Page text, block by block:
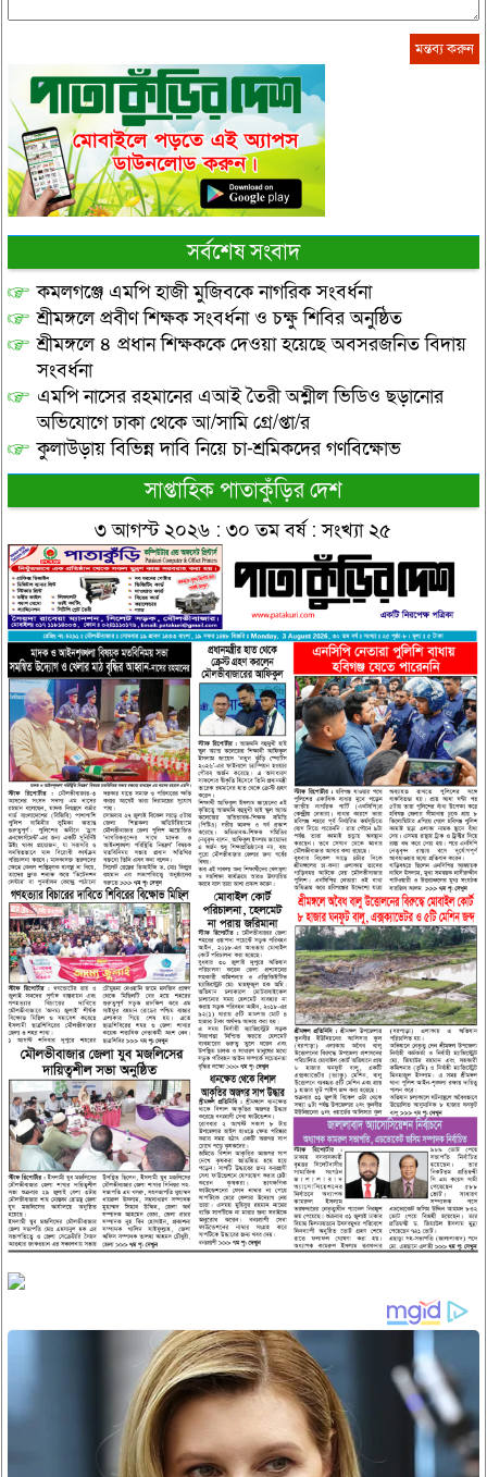
সর্বশেষ সংবাদ
কমলগঞ্জে এমপি হাজী মুজিবকে নাগরিক সংবর্ধনা
শ্রীমঙ্গলে প্রবীণ শিক্ষক সংবর্ধনা ও চক্ষু শিবির অনুষ্ঠিত
শ্রীমঙ্গলে ৪ প্রধান শিক্ষককে দেওয়া হয়েছে অবসরজনিত বিদায়
সংবর্ধনা
এমপি নাসের রহমানের এআই তৈরী অশ্লীল ভিডিও ছড়ানোর
অভিযোগে ঢাকা থেকে আ/সামি গ্রে/প্তা/র
কুলাউড়ায় বিভিন্ন দাবি নিয়ে চা-শ্রমিকদের গণবিক্ষোভ
সাপ্তাহিক পাতাকুঁড়ির দেশ
৩ আগস্ট ২০২৬ : ৩০ তম বর্ষ : সংখ্যা ২৫